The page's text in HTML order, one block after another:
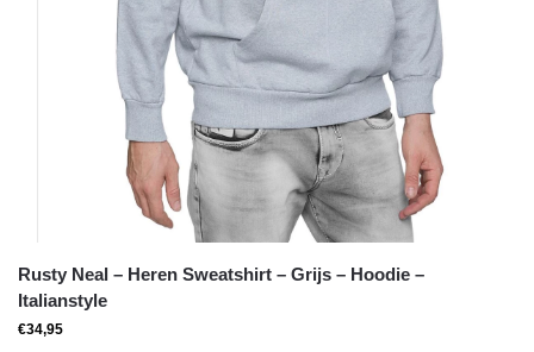
Rusty Neal – Heren Sweatshirt – Grijs – Hoodie –
Italianstyle
€34,95